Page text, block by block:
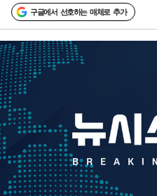
구글에서 선호하는 매체로 추가